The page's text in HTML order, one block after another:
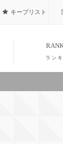
キープリスト
ラン